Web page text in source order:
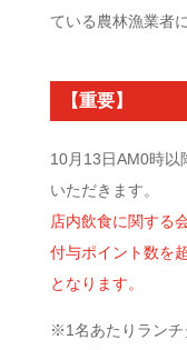
ている農林漁業者
【重要】
10月13日AM0時以
いただきます。
店内飲食に関する
付与ポイント数を
となります。
※1名あたりランチ